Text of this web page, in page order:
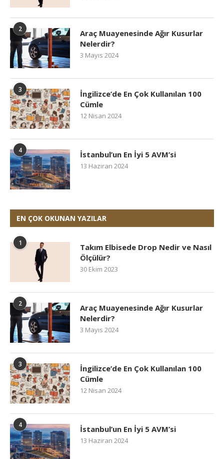
2
Araç Muayenesinde Ağır Kusurlar
Nelerdir?
3 Mayıs 2024
3
İngilizce’de En Çok Kullanılan 100
Cümle
12 Nisan 2024
4 İstanbul’un En İyi 5 AVM’si
13 Haziran 2024
EN ÇOK OKUNAN YAZILAR
1
Takım Elbisede Drop Nedir ve Nasıl
Ölçülür?
30 Ekim 2023
2
Araç Muayenesinde Ağır Kusurlar
Nelerdir?
3 Mayıs 2024
3
İngilizce’de En Çok Kullanılan 100
Cümle
12 Nisan 2024
4 İstanbul’un En İyi 5 AVM’si
13 Haziran 2024